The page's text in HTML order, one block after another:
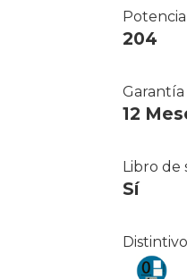
204
Garantía
12
Libro de
Sí